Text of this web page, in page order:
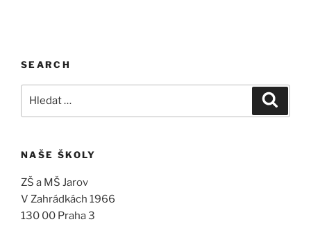
SEARCH
NAŠE ŠKOLY
ZŠ a MŠ Jarov
V Zahrádkách 1966
130 00 Praha 3